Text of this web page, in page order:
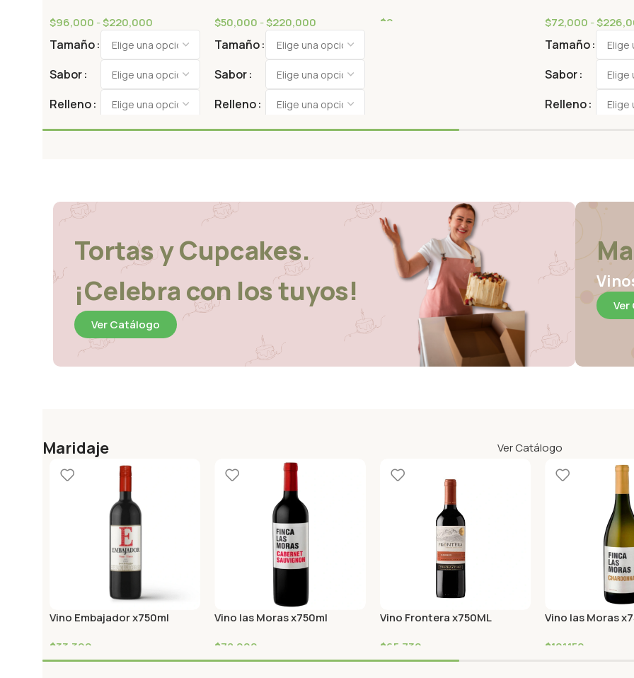
$96,000 -$220,000
Tamaño
Sabor
Relleno
$50,000 -$220,000
Tamaño
Sabor
Relleno
$0
$72,000 -$
Tamaño
Sabor
Relleno
Tortas y Cupcakes.
¡Celebra con los tuyos!
Ver Catálogo
Maridaje Ver Catálogo
Vino Embajador x750ml
$33,390
Vino las Moras x750ml
$78,000
Vino Frontera x750ML
$65,730
Vino las Moras
$101,150